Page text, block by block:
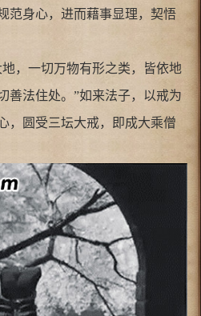
范身心，进而藉事显理，契悟
地，一切万物有形之类，皆依地
善法住处。”如来法子，以戒为
，圆受三坛大戒，即成大乘僧